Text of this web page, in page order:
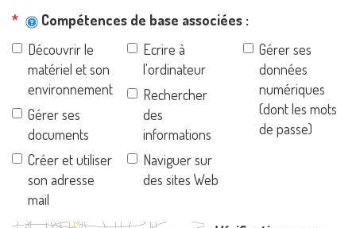
Compétences de base associées
Découvrir le
matériel et son
environnement
Gérer ses
documents
Créer et utiliser
son adresse
mail
Ecrire à
l'ordinateur
Rechercher
des
informations
Naviguer sur
des sites Web
Gérer ses
données
numériques
(dont les mots
de passe)